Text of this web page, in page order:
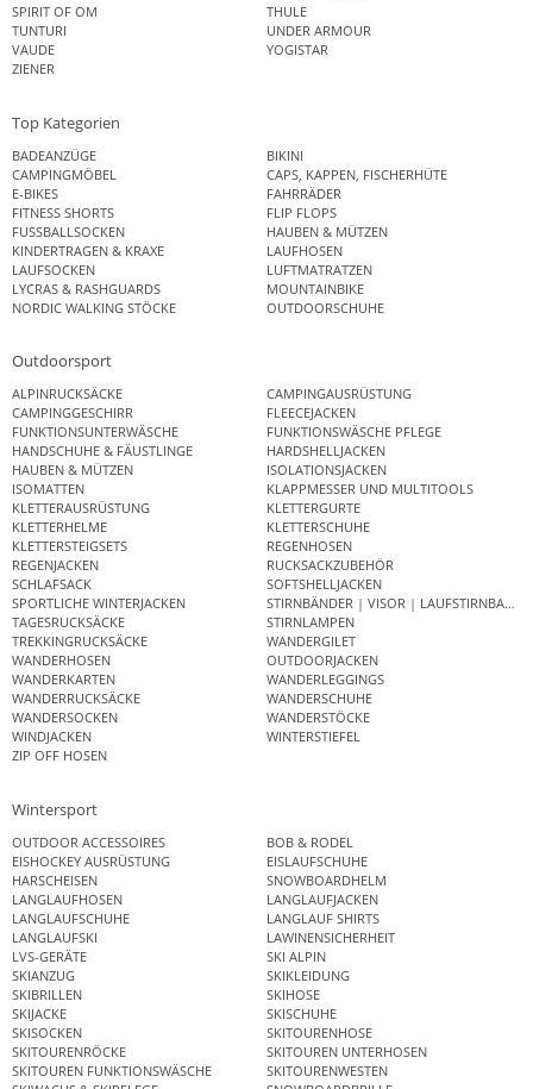
SPIRIT OF OM
THULE
TUNTURI
UNDER ARMOUR
VAUDE
YOGISTAR
ZIENER
Top Kategorien
BADEANZÜGE
BIKINI
CAMPINGMÖBEL
CAPS, KAPPEN, FISCHERHÜTE
E-BIKES
FAHRRÄDER
FITNESS SHORTS
FLIP FLOPS
FUSSBALLSOCKEN
HAUBEN & MÜTZEN
KINDERTRAGEN & KRAXE
LAUFHOSEN
LAUFSOCKEN
LUFTMATRATZEN
LYCRAS & RASHGUARDS
MOUNTAINBIKE
NORDIC WALKING STÖCKE
OUTDOORSCHUHE
Outdoorsport
ALPINRUCKSÄCKE
CAMPINGAUSRÜSTUNG
CAMPINGGESCHIRR
FLEECEJACKEN
FUNKTIONSUNTERWÄSCHE
FUNKTIONSWÄSCHE PFLEGE
HANDSCHUHE & FÄUSTLINGE
HARDSHELLJACKEN
HAUBEN & MÜTZEN
ISOLATIONSJACKEN
ISOMATTEN
KLAPPMESSER UND MULTITOOLS
KLETTERAUSRÜSTUNG
KLETTERGURTE
KLETTERHELME
KLETTERSCHUHE
KLETTERSTEIGSETS
REGENHOSEN
REGENJACKEN
RUCKSACKZUBEHÖR
SCHLAFSACK
SOFTSHELLJACKEN
SPORTLICHE WINTERJACKEN
STIRNBÄNDER | VISOR | LAUFSTIRNBAND
TAGESRUCKSÄCKE
STIRNLAMPEN
TREKKINGRUCKSÄCKE
WANDERGILET
WANDERHOSEN
OUTDOORJACKEN
WANDERKARTEN
WANDERLEGGINGS
WANDERRUCKSÄCKE
WANDERSCHUHE
WANDERSOCKEN
WANDERSTÖCKE
WINDJACKEN
WINTERSTIEFEL
ZIP OFF HOSEN
Wintersport
OUTDOOR ACCESSOIRES
BOB & RODEL
EISHOCKEY AUSRÜSTUNG
EISLAUFSCHUHE
HARSCHEISEN
SNOWBOARDHELM
LANGLAUFHOSEN
LANGLAUFJACKEN
LANGLAUFSCHUHE
LANGLAUF SHIRTS
LANGLAUFSKI
LAWINENSICHERHEIT
LVS-GERÄTE
SKI ALPIN
SKIANZUG
SKIKLEIDUNG
SKIBRILLEN
SKIHOSE
SKIJACKE
SKISCHUHE
SKISOCKEN
SKITOURENHOSE
SKITOURENRÖCKE
SKITOUREN UNTERHOSEN
SKITOUREN FUNKTIONSWÄSCHE
SKITOURENWESTEN